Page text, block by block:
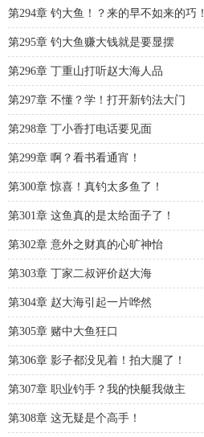
第294章 钓大鱼！？来的早不如来的巧！
第295章 钓大鱼赚大钱就是要显摆
第296章 丁重山打听赵大海人品
第297章 不懂？学！打开新钓法大门
第298章 丁小香打电话要见面
第299章 啊？看书看通宵！
第300章 惊喜！真钓太多鱼了！
第301章 这鱼真的是太给面子了！
第302章 意外之财真的心旷神怡
第303章 丁家二叔评价赵大海
第304章 赵大海引起一片哗然
第305章 赌中大鱼狂口
第306章 影子都没见着！拍大腿了！
第307章 职业钓手？我的快艇我做主
第308章 这无疑是个高手！